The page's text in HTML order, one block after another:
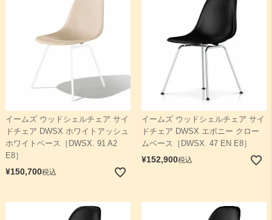
イームズ ウッドシェルチェア サイ
ドチェア DWSX ホワイトアッシュ
ホワイトベース［DWSX. 91 A2
E8］
¥150,700税込
イームズ ウッドシェルチェア サイ
ドチェア DWSX エボニー クロー
ムベース［DWSX. 47 EN E8］
¥152,900税込